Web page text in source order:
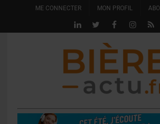
ME CONNECTER MON PROFIL